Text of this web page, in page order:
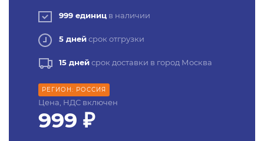
999 единиц в наличии
5 днейсрок отгрузки
15 днейсрок доставки в город Москва
РЕГИОН: РОССИЯ
Цена, НДС включен
999 ₽